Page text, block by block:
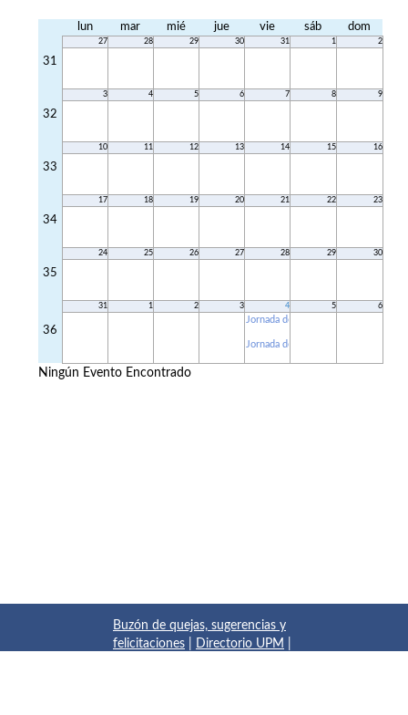
lun mar mié jue vie sáb dom
31
27 28 29 30 31 1 2
32
3 4 5 6 7 8 9
33
10 11 12 13 14 15 16
34
17 18 19 20 21 22 23
35
24 25 26 27 28 29 30
36
31 1 2 3 4 5 6
Jornada de Acogida Grados
Jornada de Acogida GyOTA y GIA
Ningún Evento Encontrado
Buzón de quejas, sugerencias y
felicitaciones
Directorio UPM